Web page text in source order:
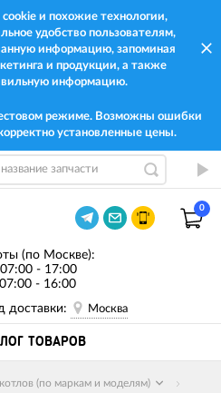
и похожие технологии,
удобство пользователям,
информацию, запоминая
и продукции, а также
информацию.
режиме. Возможны ошибки
установленные цены.
0
(по Москве):
- 17:00
- 16:00
доставки:
Москва
ТОВАРОВ
(по маркам и моделям)